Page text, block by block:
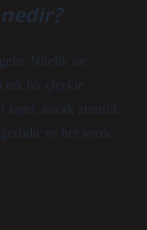
Nitelik ise
tek bir çiçekte
taştır, ancak zümrüt,
ve her yerde